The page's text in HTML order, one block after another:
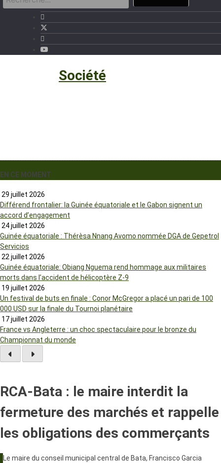
Société
EN CE MOMENT
29 juillet 2026
Différend frontalier: la Guinée équatoriale et le Gabon signent un
accord d’engagement
24 juillet 2026
Guinée équatoriale : Thérèsa Nnang Avomo nommée DGA de Gepetrol
Servicios
22 juillet 2026
Guinée équatoriale: Obiang Nguema rend hommage aux militaires
morts dans l’accident de hélicoptère Z-9
19 juillet 2026
Un festival de buts en finale : Conor McGregor a placé un pari de 100
000 USD sur la finale du Tournoi planétaire
17 juillet 2026
France vs Angleterre : un choc spectaculaire pour le bronze du
Championnat du monde
RCA-Bata : le maire interdit la
fermeture des marchés et rappelle
les obligations des commerçants
Le maire du conseil municipal central de Bata, Francisco Garcia